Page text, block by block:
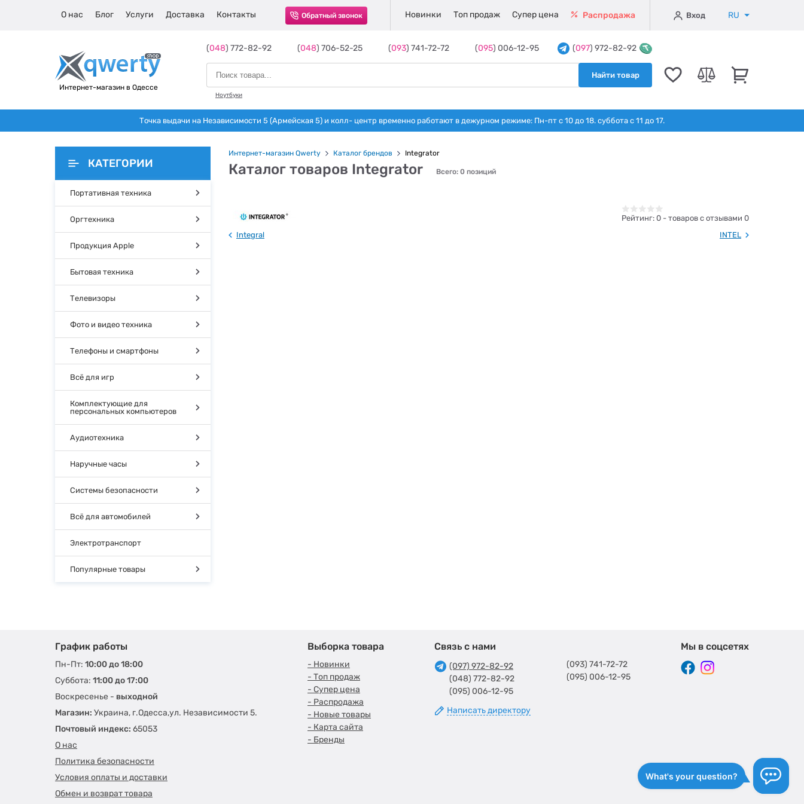
О нас Блог Услуги Доставка Контакты Обратный звонок Новинки Топ продаж Супер цена Распродажа Вход RU
Интернет-магазин в Одессе
(048) 772-82-92 (048) 706-52-25 (093) 741-72-72 (095) 006-12-95 (097) 972-82-92
Найти товар
Ноутбуки
Точка выдачи на Независимости 5 (Армейская 5) и колл- центр временно работают в дежурном режиме: Пн-пт с 10 до 18. суббота с 11 до 17.
КАТЕГОРИИ
Портативная техника
Оргтехника
Продукция Apple
Бытовая техника
Телевизоры
Фото и видео техника
Телефоны и смартфоны
Всё для игр
Комплектующие для
персональных компьютеров
Аудиотехника
Наручные часы
Системы безопасности
Всё для автомобилей
Электротранспорт
Популярные товары
Интернет-магазин Qwerty Каталог брендов Integrator
Каталог товаров Integrator Всего: 0 позиций
Рейтинг: 0 - товаров с отзывами 0
Integral
INTEL
График работы
Пн-Пт: 10:00 до 18:00
Суббота: 11:00 до 17:00
Воскресенье - выходной
Магазин: Украина, г.Одесса,ул. Независимости 5.
Почтовый индекс: 65053
О нас
Политика безопасности
Условия оплаты и доставки
Обмен и возврат товара
Выборка товара
- Новинки
- Топ продаж
- Супер цена
- Распродажа
- Новые товары
- Карта сайта
- Бренды
Связь с нами
(097) 972-82-92
(048) 772-82-92
(095) 006-12-95
Написать директору
(093) 741-72-72
(095) 006-12-95
Мы в соцсетях